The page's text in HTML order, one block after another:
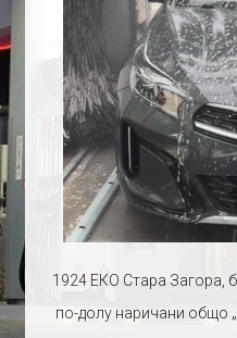
1924 ЕКО Стара Загора,
по-долу наричани общо „